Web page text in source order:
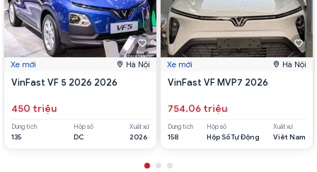
Xe mới Hà Nội
VinFast VF 5 2026 2026
450 triệu
Dung tích
135
Hộp số
DC
Xuất xứ
2026
Xe mới Hà Nội
VinFast VF MVP7 2026
754.06 triệu
Dung tích
158
Hộp số
Hộp Số Tự Động
Xuất xứ
Viêt Nam